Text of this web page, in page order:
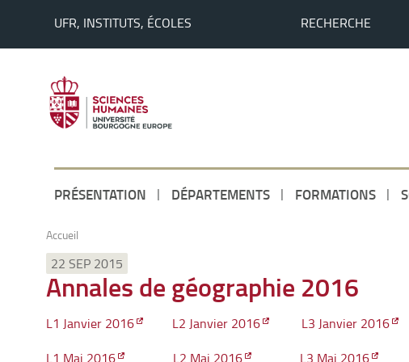
UFR, INSTITUTS, ÉCOLES RECHERCHE
PRÉSENTATION DÉPARTEMENTS FORMATIONS
Accueil
22 SEP 2015
Annales de géographie 2016
L1 Janvier 2016 L2 Janvier 2016
L3 Janvier 2016
L1 Mai 2016
L2 Mai 2016 L3 Mai 2016